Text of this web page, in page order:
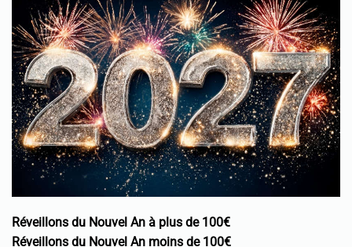
Réveillons du Nouvel An à plus de 100€
Réveillons du Nouvel An moins de 100€